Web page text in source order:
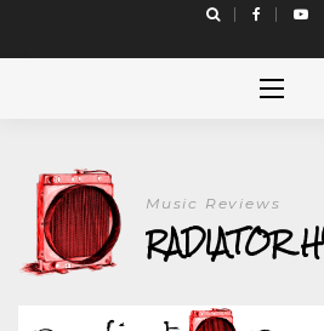
Music Reviews
RADIATOR